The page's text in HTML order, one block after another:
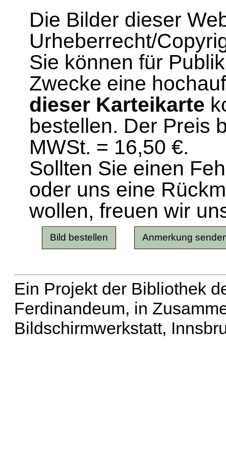
Die Bilder dieser
Urheberrecht/
Sie können für
Zwecke eine
dieser Karteikarte
bestellen. Der Preis
MWSt. = 16,50 €.
Sollten Sie einen
oder uns eine
wollen, freuen wir
Ein Projekt der Bibliothek
Ferdinandeum, in
Bildschirmwerkstatt,